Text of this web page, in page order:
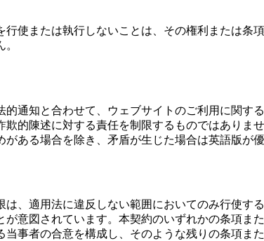
使または執行しないことは、その権利または
通知と合わせて、ウェブサイトのご利用に関
的陳述に対する責任を制限するものではあり
ある場合を除き、矛盾が生じた場合は英語版が優
、適用法に違反しない範囲においてのみ行使
意図されています。本契約のいずれかの条項
事者の合意を構成し、そのような残りの条項ま